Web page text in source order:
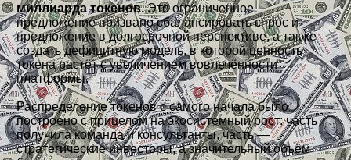
миллиарда токенов.Это ограниченное
предложение призвано сбалансировать спрос и
предложение в долгосрочной перспективе, а также
создать дефицитную модель, в которой ценность
токена растёт с увеличением вовлечённости
платформы.
Распределение токенов с самого начала было
построено с прицелом на экосистемный рост: часть
получила команда и консультанты, часть —
стратегические инвесторы, а значительный объём